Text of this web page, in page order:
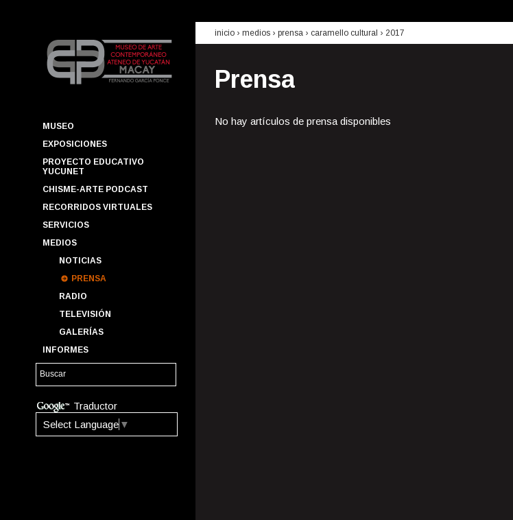
MUSEO
EXPOSICIONES
PROYECTO EDUCATIVO
YUCUNET
CHISME-ARTE PODCAST
RECORRIDOS VIRTUALES
SERVICIOS
MEDIOS
NOTICIAS
PRENSA
RADIO
TELEVISIÓN
GALERÍAS
INFORMES
Traductor
Select Language ▼
inicio › medios › prensa › caramello cultural › 2017
Prensa
No hay artículos de prensa disponibles